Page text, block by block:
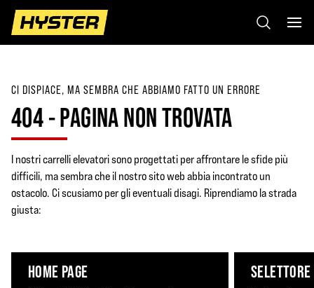
CI DISPIACE, MA SEMBRA CHE ABBIAMO FATTO UN ERRORE
404 - PAGINA NON TROVATA
I nostri carrelli elevatori sono progettati per affrontare le sfide più
difficili, ma sembra che il nostro sito web abbia incontrato un
ostacolo. Ci scusiamo per gli eventuali disagi. Riprendiamo la strada
giusta:
HOME PAGE